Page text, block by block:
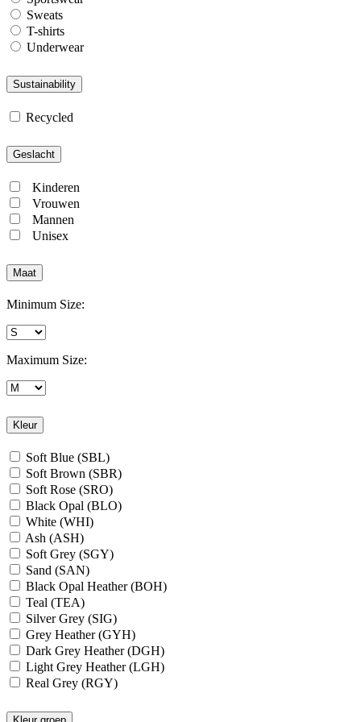
Sweats
T-shirts
Underwear
Sustainability
Recycled
Geslacht
Kinderen
Vrouwen
Mannen
Unisex
Maat
Minimum Size:
Maximum Size:
Kleur
Soft Blue (SBL)
Soft Brown (SBR)
Soft Rose (SRO)
Black Opal (BLO)
White (WHI)
Ash (ASH)
Soft Grey (SGY)
Sand (SAN)
Black Opal Heather (BOH)
Teal (TEA)
Silver Grey (SIG)
Grey Heather (GYH)
Dark Grey Heather (DGH)
Light Grey Heather (LGH)
Real Grey (RGY)
Granite Grey (GRG)